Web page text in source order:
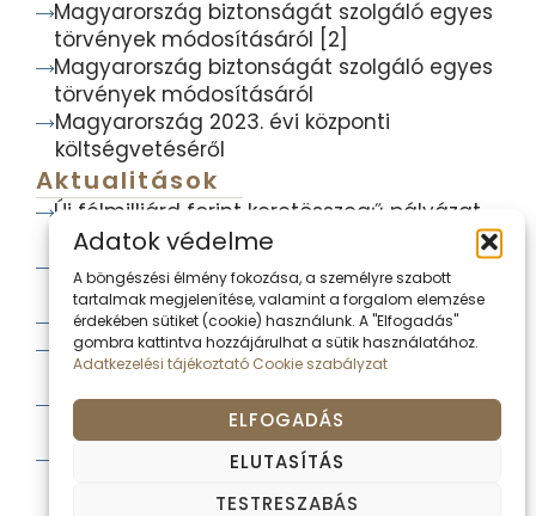
Adatok védelme
A böngészési élmény fokozása, a személyre szabott
tartalmak megjelenítése, valamint a forgalom elemzése
érdekében sütiket (cookie) használunk. A "Elfogadás"
gombra kattintva hozzájárulhat a sütik használatához.
Adatkezelési tájékoztató Cookie szabályzat
ELFOGADÁS
ELUTASÍTÁS
TESTRESZABÁS
Magyarország biztonságát szolgáló egyes
törvények módosításáról [2]
Magyarország biztonságát szolgáló egyes
törvények módosításáról
Magyarország 2023. évi központi
költségvetéséről
Aktualitások
Új félmilliárd forint keretösszegű pályázat
a felelős állattartásért
Szigetvárra érkezik Semjén Zsolt
miniszterelnök-helyettes
Sikeres Harkányt közösen tudunk építeni
Meggyorsul a kórházban hagyott újszülött
gyermekek örökbefogadhatósága
Nagy Csaba: Egy élet munkája ment
tönkre
Ha nem a baranyaiak döntenek a
sorsukról, akkor külföldről fognak dönteni